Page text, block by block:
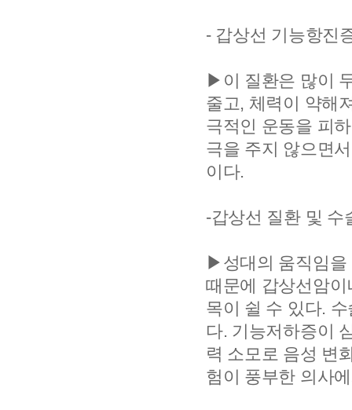
- 갑상선 기능항진
▶이 질환은 많이
줄고, 체력이 약해
극적인 운동을 피
극을 주지 않으면
이다.
-갑상선 질환 및 수
▶성대의 움직임을
때문에 갑상선암
목이 쉴 수 있다.
다. 기능저하증이
력 소모로 음성 변
험이 풍부한 의사